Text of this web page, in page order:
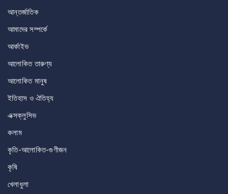
আন্তর্জাতিক
আমাদের সম্পর্কে
আর্কাইভ
আলোকিত তারুণ্য
আলোকিত মানুষ
ইতিহাস ও ঐতিহ্য
এক্সক্লুসিভ
কলাম
কৃতি-আলোকিত-গুণীজন
কৃষি
খেলাধুলা